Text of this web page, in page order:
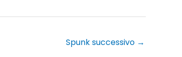
Spunk successivo →